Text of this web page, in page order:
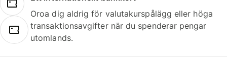
Oroa dig aldrig för valutakurspålägg eller höga
transaktionsavgifter när du spenderar pengar
utomlands.